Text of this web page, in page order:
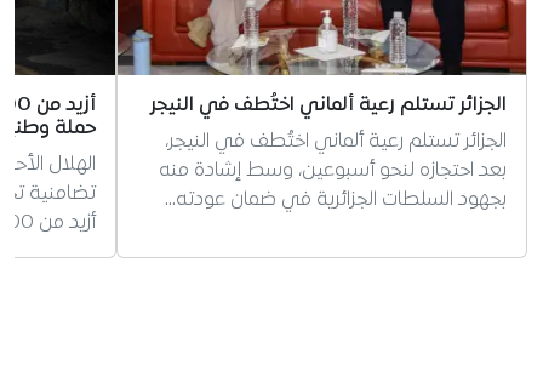
الجزائر تستلم رعية ألماني اختُطف في النيجر
الجزائر تستلم رعية ألماني اختُطف في النيجر،
بعد احتجازه لنحو أسبوعين، وسط إشادة منه
بجهود السلطات الجزائرية في ضمان عودته…
حملة وطنية
الهلال
تضامنية
أزيد من 100 ألف محفظة و60 ألف مئزر…